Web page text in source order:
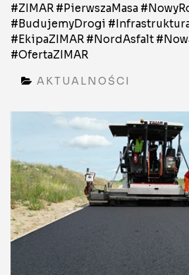
#ZIMAR #PierwszaMasa
#BudujemyDrogi
#EkipaZIMAR #NordAsfalt
#OfertaZIMAR
AKTUALNOŚCI